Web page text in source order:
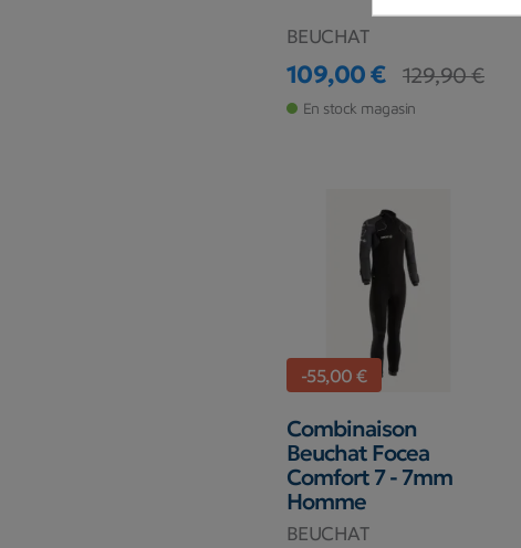
BEUCHAT
Prix
109,00 €
Prix de base
129,90 €
En stock magasin
-55,00 €
Combinaison
Beuchat Focea
Comfort 7 - 7mm
Homme
BEUCHAT